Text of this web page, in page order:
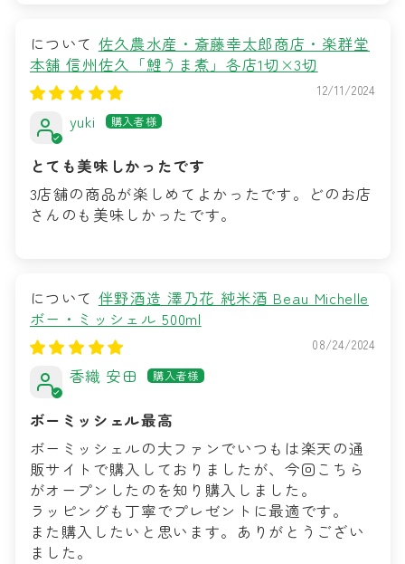
佐久農水産・斎藤幸太郎商店・楽群堂
本舗 信州佐久「鯉うま煮」各店1切×3切
12/11/2024
yuki
とても美味しかったです
3店舗の商品が楽しめてよかったです。どのお店
さんのも美味しかったです。
伴野酒造 澤乃花 純米酒 Beau Michelle
ボー・ミッシェル 500ml
08/24/2024
香織 安田
ボーミッシェル最高
ボーミッシェルの大ファンでいつもは楽天の通
販サイトで購入しておりましたが、今回こちら
がオープンしたのを知り購入しました。
ラッピングも丁寧でプレゼントに最適です。
また購入したいと思います。ありがとうござい
ました。